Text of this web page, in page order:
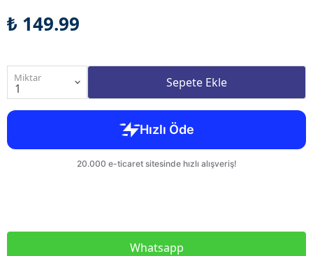
₺ 149.99
Miktar Sepete Ekle
Whatsapp